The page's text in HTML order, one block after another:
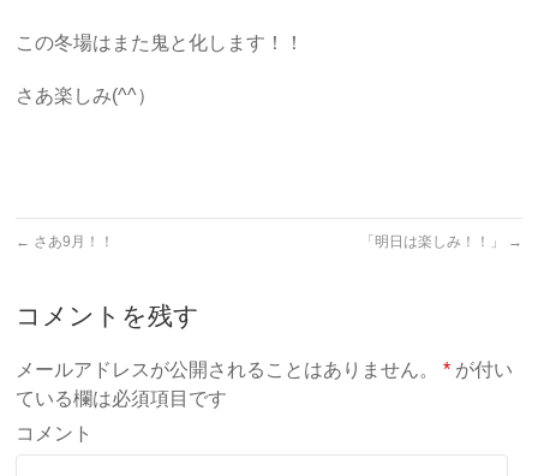
この冬場はまた鬼と化します！！
さあ楽しみ(^^）
← さあ9月！！ 「明日は楽しみ！！」 →
コメントを残す
メールアドレスが公開されることはありません。 * が付い
ている欄は必須項目です
コメント